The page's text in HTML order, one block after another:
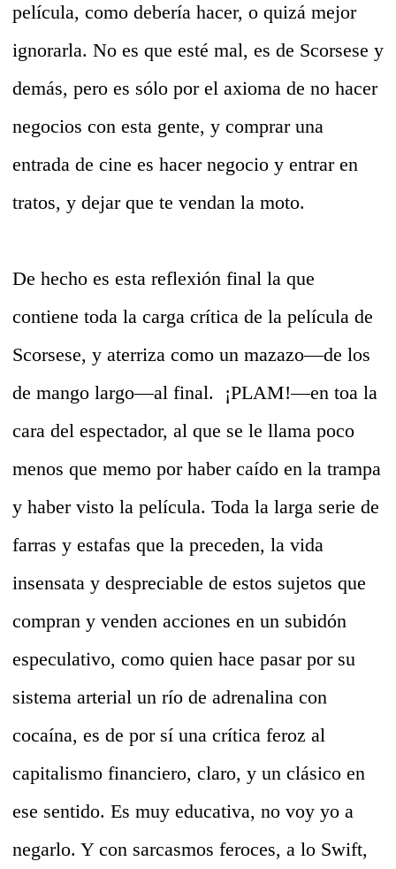
película, como debería hacer, o quizá mejor
ignorarla. No es que esté mal, es de Scorsese y
demás, pero es sólo por el axioma de no hacer
negocios con esta gente, y comprar una
entrada de cine es hacer negocio y entrar en
tratos, y dejar que te vendan la moto.
De hecho es esta reflexión final la que
contiene toda la carga crítica de la película de
Scorsese, y aterriza como un mazazo—de los
de mango largo—al final. ¡PLAM!—en toa la
cara del espectador, al que se le llama poco
menos que memo por haber caído en la trampa
y haber visto la película. Toda la larga serie de
farras y estafas que la preceden, la vida
insensata y despreciable de estos sujetos que
compran y venden acciones en un subidón
especulativo, como quien hace pasar por su
sistema arterial un río de adrenalina con
cocaína, es de por sí una crítica feroz al
capitalismo financiero, claro, y un clásico en
ese sentido. Es muy educativa, no voy yo a
negarlo. Y con sarcasmos feroces, a lo Swift,